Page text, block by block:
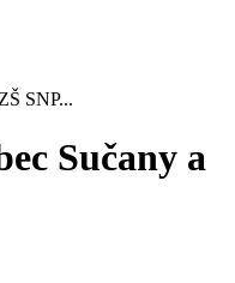
SNP...
Sučany a